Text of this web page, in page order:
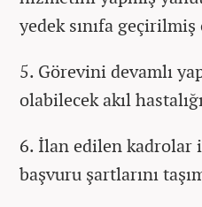
yedek sınıfa
5. Görevini devamlı
olabilecek akıl
6. İlan edilen kadrolar
başvuru şartlarını